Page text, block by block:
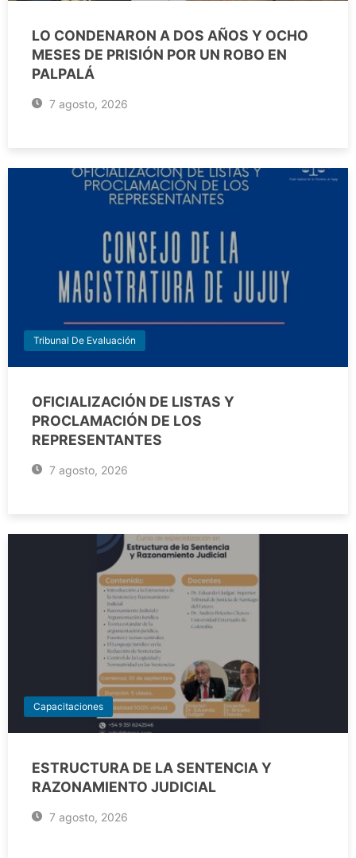
LO CONDENARON A DOS AÑOS Y OCHO
MESES DE PRISIÓN POR UN ROBO EN
PALPALÁ
7 agosto, 2026
Tribunal De Evaluación
OFICIALIZACIÓN DE LISTAS Y
PROCLAMACIÓN DE LOS
REPRESENTANTES
7 agosto, 2026
Capacitaciones
ESTRUCTURA DE LA SENTENCIA Y
RAZONAMIENTO JUDICIAL
7 agosto, 2026